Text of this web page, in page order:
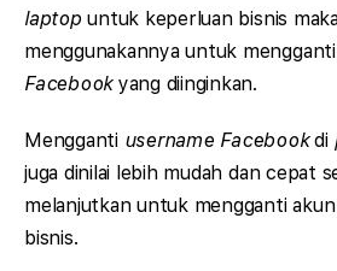
laptopuntuk keperluan bisnis
menggunakannya untuk mengganti
Facebookyang diinginkan.
Mengganti username Facebookdi
juga dinilai lebih mudah dan cepat
melanjutkan untuk mengganti
bisnis.